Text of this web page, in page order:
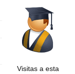
Visitas a esta